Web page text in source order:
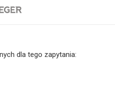
dla tego zapytania: